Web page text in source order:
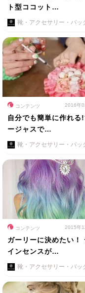
ト型ココット…
靴・アクセサリー・バッ
コンテンツ 2016年
自分でも簡単に作れる
ージャスで…
靴・アクセサリー・バッ
コンテンツ 2015年
ガーリーに決めたい！
インセンスが…
靴・アクセサリー・バッ